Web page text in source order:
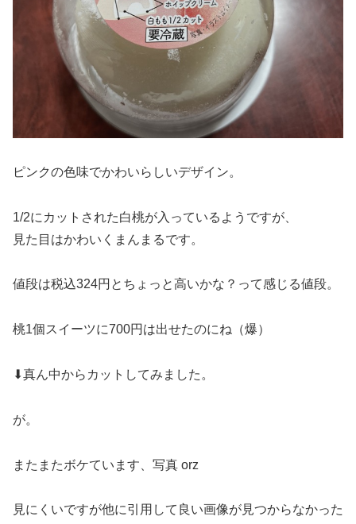
ピンクの色味でかわいらしいデザイン。
1/2にカットされた白桃が入っているようですが、
見た目はかわいくまんまるです。
値段は税込324円とちょっと高いかな？って感じる値段。
桃1個スイーツに700円は出せたのにね（爆）
⬇真ん中からカットしてみました。
が。
またまたボケています、写真 orz
見にくいですが他に引用して良い画像が見つからなかった